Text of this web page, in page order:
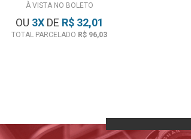
À VISTA NO BOLETO
OU 3XDE R$ 32,01
TOTAL PARCELADO R$ 96,03